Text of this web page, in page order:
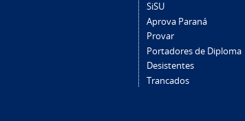
SiSU
Aprova Paraná
Provar
Portadores de Diploma
Desistentes
Trancados